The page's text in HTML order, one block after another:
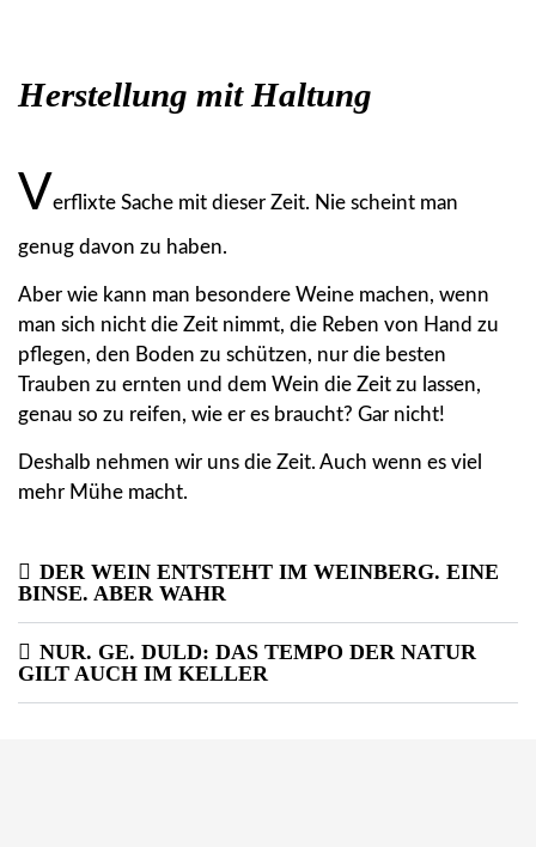
Herstellung mit Haltung
Verflixte Sache mit dieser Zeit. Nie scheint man
genug davon zu haben.
Aber wie kann man besondere Weine machen, wenn
man sich nicht die Zeit nimmt, die Reben von Hand zu
pflegen, den Boden zu schützen, nur die besten
Trauben zu ernten und dem Wein die Zeit zu lassen,
genau so zu reifen, wie er es braucht? Gar nicht!
Deshalb nehmen wir uns die Zeit. Auch wenn es viel
mehr Mühe macht.
DER WEIN ENTSTEHT IM WEINBERG. EINE
BINSE. ABER WAHR
NUR. GE. DULD: DAS TEMPO DER NATUR
GILT AUCH IM KELLER